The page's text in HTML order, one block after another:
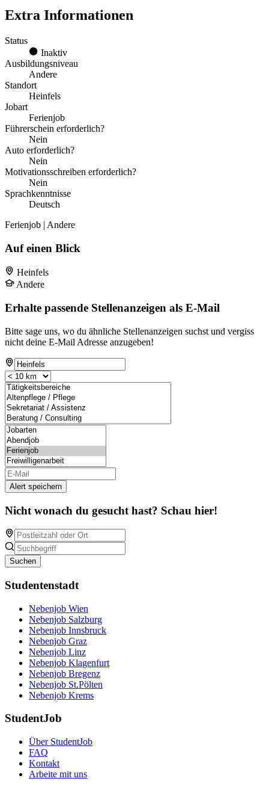
Extra Informationen
Status
Inaktiv
Ausbildungsniveau
Andere
Standort
Heinfels
Jobart
Ferienjob
Führerschein erforderlich?
Nein
Auto erforderlich?
Nein
Motivationsschreiben erforderlich?
Nein
Sprachkenntnisse
Deutsch
Ferienjob | Andere
Auf einen Blick
Heinfels
Andere
Erhalte passende Stellenanzeigen als E-Mail
Bitte sage uns, wo du ähnliche Stellenanzeigen suchst und vergiss
nicht deine E-Mail Adresse anzugeben!
Alert speichern
Nicht wonach du gesucht hast? Schau hier!
Suchen
Studentenstadt
Nebenjob Wien
Nebenjob Salzburg
Nebenjob Innsbruck
Nebenjob Graz
Nebenjob Linz
Nebenjob Klagenfurt
Nebenjob Bregenz
Nebenjob St.Pölten
Nebenjob Krems
StudentJob
Über StudentJob
FAQ
Kontakt
Arbeite mit uns